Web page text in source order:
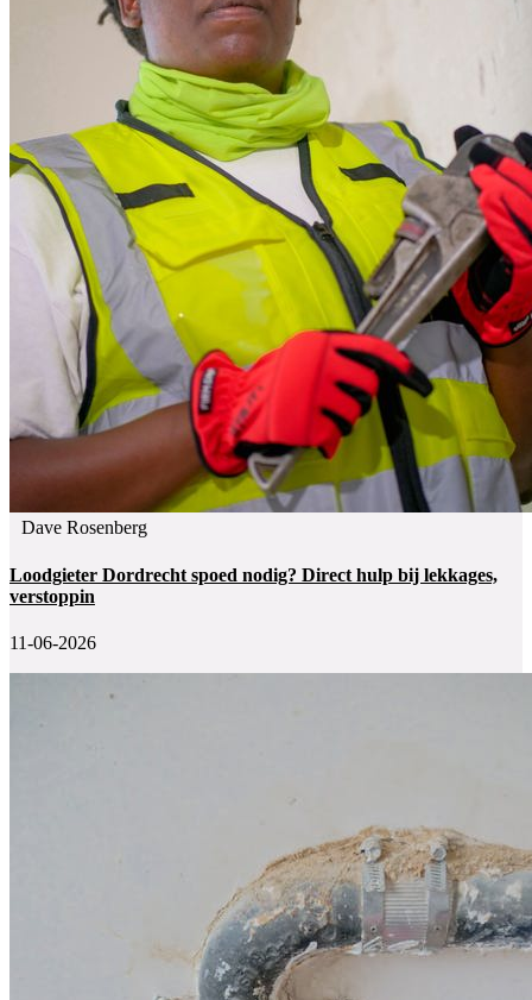
Dave Rosenberg
Loodgieter Dordrecht spoed nodig? Direct hulp bij lekkages,
verstoppin
11-06-2026